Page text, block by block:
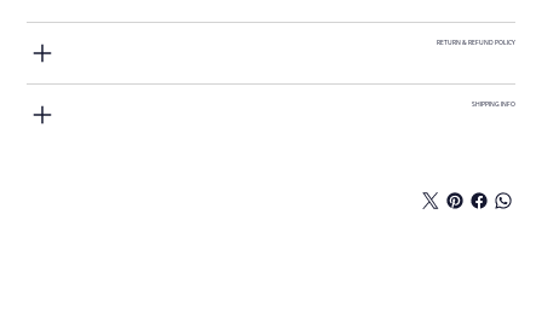
RETURN & REFUND POLICY
SHIPPING INFO